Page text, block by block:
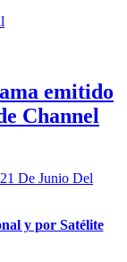
emitido
Channel
y por Satélite